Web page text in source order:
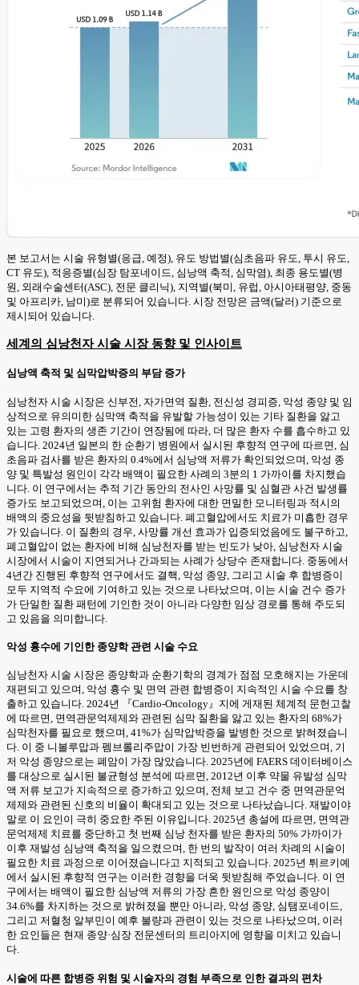
본 보고서는 시술 유형별(응급, 예정), 유도 방법별(심초음파 유도, 투시 유도,
CT 유도), 적응증별(심장 탐포네이드, 심낭액 축적, 심막염), 최종 용도별(병
원, 외래수술센터(ASC), 전문 클리닉), 지역별(북미, 유럽, 아시아태평양, 중동
및 아프리카, 남미)로 분류되어 있습니다. 시장 전망은 금액(달러) 기준으로
제시되어 있습니다.
세계의 심낭천자 시술 시장 동향 및 인사이트
심낭액 축적 및 심막압박증의 부담 증가
심낭천자 시술 시장은 신부전, 자가면역 질환, 전신성 경피증, 악성 종양 및 임
상적으로 유의미한 심막액 축적을 유발할 가능성이 있는 기타 질환을 앓고
있는 고령 환자의 생존 기간이 연장됨에 따라, 더 많은 환자 수를 흡수하고 있
습니다. 2024년 일본의 한 순환기 병원에서 실시된 후향적 연구에 따르면, 심
초음파 검사를 받은 환자의 0.4%에서 심낭액 저류가 확인되었으며, 악성 종
양 및 특발성 원인이 각각 배액이 필요한 사례의 3분의 1 가까이를 차지했습
니다. 이 연구에서는 추적 기간 동안의 전사인 사망률 및 심혈관 사건 발생률
증가도 보고되었으며, 이는 고위험 환자에 대한 면밀한 모니터링과 적시의
배액의 중요성을 뒷받침하고 있습니다. 폐고혈압에서도 치료가 미흡한 경우
가 있습니다. 이 질환의 경우, 사망률 개선 효과가 입증되었음에도 불구하고,
폐고혈압이 없는 환자에 비해 심낭천자를 받는 빈도가 낮아, 심낭천자 시술
시장에서 시술이 지연되거나 간과되는 사례가 상당수 존재합니다. 중동에서
4년간 진행된 후향적 연구에서도 결핵, 악성 종양, 그리고 시술 후 합병증이
모두 지역적 수요에 기여하고 있는 것으로 나타났으며, 이는 시술 건수 증가
가 단일한 질환 패턴에 기인한 것이 아니라 다양한 임상 경로를 통해 주도되
고 있음을 의미합니다.
악성 흉수에 기인한 종양학 관련 시술 수요
심낭천자 시술 시장은 종양학과 순환기학의 경계가 점점 모호해지는 가운데
재편되고 있으며, 악성 흉수 및 면역 관련 합병증이 지속적인 시술 수요를 창
출하고 있습니다. 2024년 『Cardio-Oncology』지에 게재된 체계적 문헌고찰
에 따르면, 면역관문억제제와 관련된 심막 질환을 앓고 있는 환자의 68%가
심막천자를 필요로 했으며, 41%가 심막압박증을 발병한 것으로 밝혀졌습니
다. 이 중 니볼루맙과 펨브롤리주맙이 가장 빈번하게 관련되어 있었으며, 기
저 악성 종양으로는 폐암이 가장 많았습니다. 2025년에 FAERS 데이터베이스
를 대상으로 실시된 불균형성 분석에 따르면, 2012년 이후 약물 유발성 심막
액 저류 보고가 지속적으로 증가하고 있으며, 전체 보고 건수 중 면역관문억
제제와 관련된 신호의 비율이 확대되고 있는 것으로 나타났습니다. 재발이야
말로 이 요인이 극히 중요한 주된 이유입니다. 2025년 총설에 따르면, 면역관
문억제제 치료를 중단하고 첫 번째 심낭 천자를 받은 환자의 50% 가까이가
이후 재발성 심낭액 축적을 일으켰으며, 한 번의 발작이 여러 차례의 시술이
필요한 치료 과정으로 이어졌습니다고 지적되고 있습니다. 2025년 튀르키예
에서 실시된 후향적 연구는 이러한 경향을 더욱 뒷받침해 주었습니다. 이 연
구에서는 배액이 필요한 심낭액 저류의 가장 흔한 원인으로 악성 종양이
34.6%를 차지하는 것으로 밝혀졌을 뿐만 아니라, 악성 종양, 심탬포네이드,
그리고 저혈청 알부민이 예후 불량과 관련이 있는 것으로 나타났으며, 이러
한 요인들은 현재 종양·심장 전문센터의 트리아지에 영향을 미치고 있습니
다.
시술에 따른 합병증 위험 및 시술자의 경험 부족으로 인한 결과의 편차